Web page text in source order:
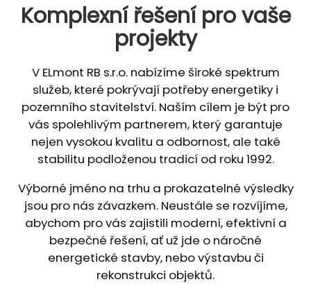
Komplexní řešení pro vaše
projekty
V ELmont RB s.r.o. nabízíme široké spektrum
služeb, které pokrývají potřeby energetiky i
pozemního stavitelství. Naším cílem je být pro
vás spolehlivým partnerem, který garantuje
nejen vysokou kvalitu a odbornost, ale také
stabilitu podloženou tradicí od roku 1992.
Výborné jméno na trhu a prokazatelné výsledky
jsou pro nás závazkem. Neustále se rozvíjíme,
abychom pro vás zajistili moderní, efektivní a
bezpečné řešení, ať už jde o náročné
energetické stavby, nebo výstavbu či
rekonstrukci objektů.